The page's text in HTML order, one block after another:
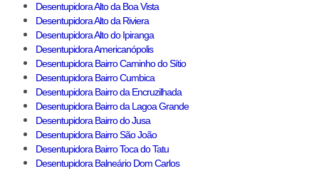
Desentupidora Alto da Boa Vista
Desentupidora Alto da Riviera
Desentupidora Alto do Ipiranga
Desentupidora Americanópolis
Desentupidora Bairro Caminho do Sítio
Desentupidora Bairro Cumbica
Desentupidora Bairro da Encruzilhada
Desentupidora Bairro da Lagoa Grande
Desentupidora Bairro do Jusa
Desentupidora Bairro São João
Desentupidora Bairro Toca do Tatu
Desentupidora Balneário Dom Carlos